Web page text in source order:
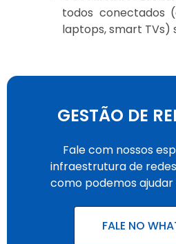
todos conectados
laptops, smart TVs)
GESTÃO DE
Fale com nossos
infraestrutura de
como podemos ajudar
FALE NO